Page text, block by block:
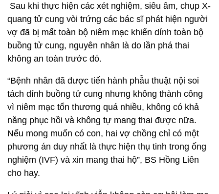
Sau khi thực hiện các xét nghiệm, siêu âm, chụp X-
quang tử cung vòi trứng các bác sĩ phát hiện người
vợ đã bị mất toàn bộ niêm mạc khiến dính toàn bộ
buồng tử cung, nguyên nhân là do lần phá thai
không an toàn trước đó.
“Bệnh nhân đã được tiến hành phẫu thuật nội soi
tách dính buồng tử cung nhưng không thành công
vì niêm mạc tổn thương quá nhiều, không có khả
năng phục hồi và không tự mang thai được nữa.
Nếu mong muốn có con, hai vợ chồng chỉ có một
phương án duy nhất là thực hiện thụ tinh trong ống
nghiệm (IVF) và xin mang thai hộ”, BS Hồng Liên
cho hay.